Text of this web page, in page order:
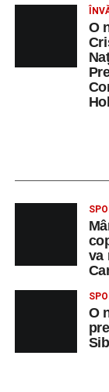
Orele
Centrul
Sebeș –
–
Gabi Virginia
Râpa
al competiției
LUNI, 24
O
va
O